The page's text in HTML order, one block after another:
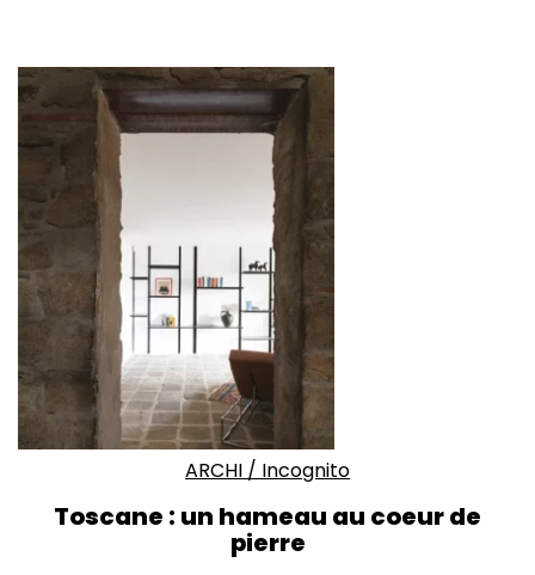
ARCHI / Incognito
Toscane : un hameau au coeur de
pierre